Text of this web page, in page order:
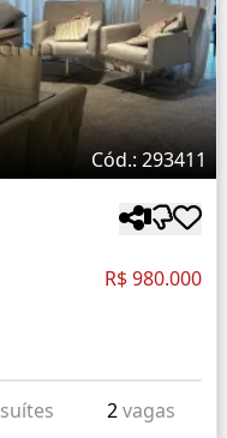
Cód.: 293411
R$ 980.000
suítes 2vagas